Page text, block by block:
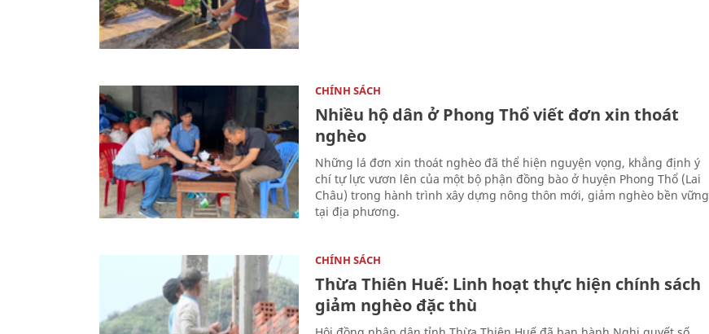
CHÍNH SÁCH
Nhiều hộ dân ở Phong Thổ viết đơn xin thoát
nghèo
Những lá đơn xin thoát nghèo đã thể hiện nguyện vọng, khẳng định ý
chí tự lực vươn lên của một bộ phận đồng bào ở huyện Phong Thổ (Lai
Châu) trong hành trình xây dựng nông thôn mới, giảm nghèo bền vững
tại địa phương.
CHÍNH SÁCH
Thừa Thiên Huế: Linh hoạt thực hiện chính sách
giảm nghèo đặc thù